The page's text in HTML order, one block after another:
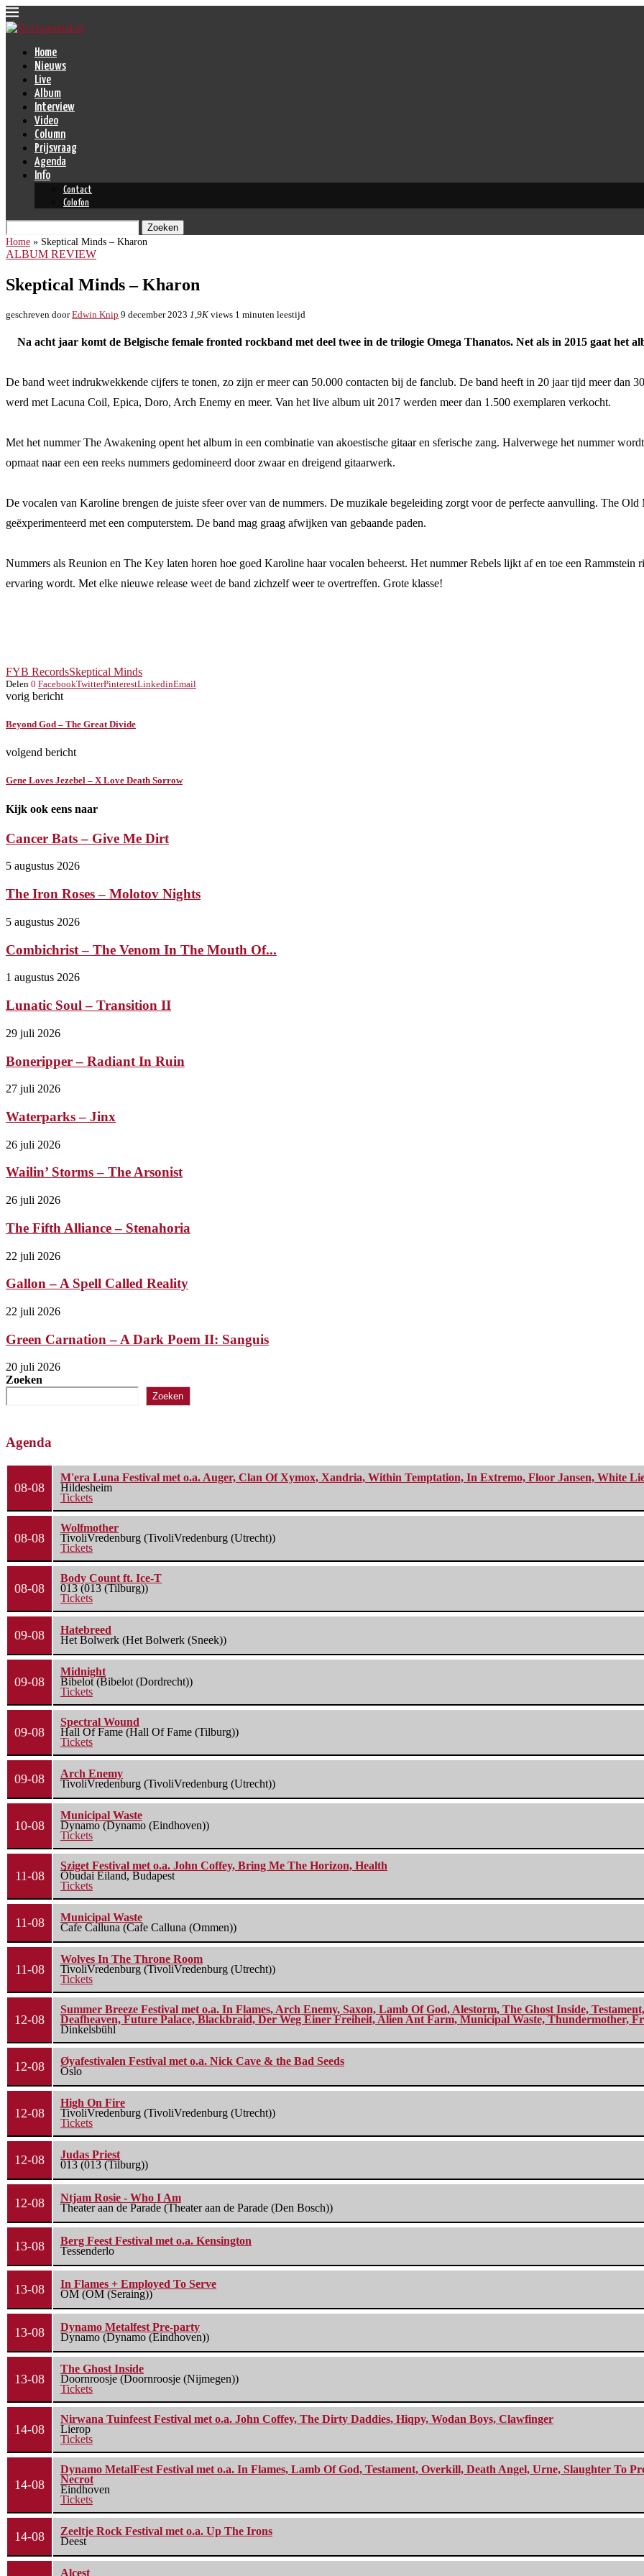
Home
Nieuws
Live
Album
Interview
Video
Column
Prijsvraag
Agenda
Info
Contact
Colofon
Zoeken
Home » Skeptical Minds – Kharon
ALBUM REVIEW
Skeptical Minds – Kharon
geschreven doorEdwin Knip 9 december 2023 1,9K views 1 minuten leestijd
Na acht jaar komt de Belgische female fronted rockband met deel twee in de trilogie Omega Thanatos. Net als in 2015 gaat het
De band weet indrukwekkende cijfers te tonen, zo zijn er meer can 50.000 contacten bij de fanclub. De band heeft in 20 jaar tijd meer dan
werd met Lacuna Coil, Epica, Doro, Arch Enemy en meer. Van het live album uit 2017 werden meer dan 1.500 exemplaren verkocht.
Met het nummer The Awakening opent het album in een combinatie van akoestische gitaar en sferische zang. Halverwege het nummer
opmaat naar een een reeks nummers gedomineerd door zwaar en dreigend gitaarwerk.
De vocalen van Karoline brengen de juiste sfeer over van de nummers. De muzikale begeleiding zorgt voor de perfecte aanvulling. The
geëxperimenteerd met een computerstem. De band mag graag afwijken van gebaande paden.
Nummers als Reunion en The Key laten horen hoe goed Karoline haar vocalen beheerst. Het nummer Rebels lijkt af en toe een Rammstein
ervaring wordt. Met elke nieuwe release weet de band zichzelf weer te overtreffen. Grote klasse!
FYB RecordsSkeptical Minds
Delen 0 FacebookTwitterPinterestLinkedinEmail
vorig bericht
Beyond God – The Great Divide
volgend bericht
Gene Loves Jezebel – X Love Death Sorrow
Kijk ook eens naar
Cancer Bats – Give Me Dirt
5 augustus 2026
The Iron Roses – Molotov Nights
5 augustus 2026
Combichrist – The Venom In The Mouth Of...
1 augustus 2026
Lunatic Soul – Transition II
29 juli 2026
Boneripper – Radiant In Ruin
27 juli 2026
Waterparks – Jinx
26 juli 2026
Wailin’ Storms – The Arsonist
26 juli 2026
The Fifth Alliance – Stenahoria
22 juli 2026
Gallon – A Spell Called Reality
22 juli 2026
Green Carnation – A Dark Poem II: Sanguis
20 juli 2026
Zoeken
Zoeken
Agenda
08-08
M'era Luna Festival met o.a. Auger, Clan Of Xymox, Xandria, Within Temptation, In Extremo, Floor Jansen, White
Hildesheim
Tickets
08-08
Wolfmother
TivoliVredenburg (TivoliVredenburg (Utrecht))
Tickets
08-08
Body Count ft. Ice-T
013 (013 (Tilburg))
Tickets
09-08
Hatebreed
Het Bolwerk (Het Bolwerk (Sneek))
09-08
Midnight
Bibelot (Bibelot (Dordrecht))
Tickets
09-08
Spectral Wound
Hall Of Fame (Hall Of Fame (Tilburg))
Tickets
09-08
Arch Enemy
TivoliVredenburg (TivoliVredenburg (Utrecht))
10-08
Municipal Waste
Dynamo (Dynamo (Eindhoven))
Tickets
11-08
Sziget Festival met o.a. John Coffey, Bring Me The Horizon, Health
Óbudai Eiland, Budapest
Tickets
11-08
Municipal Waste
Cafe Calluna (Cafe Calluna (Ommen))
11-08
Wolves In The Throne Room
TivoliVredenburg (TivoliVredenburg (Utrecht))
Tickets
12-08
Summer Breeze Festival met o.a. In Flames, Arch Enemy, Saxon, Lamb Of God, Alestorm, The Ghost Inside,
Deafheaven, Future Palace, Blackbraid, Der Weg Einer Freiheit, Alien Ant Farm, Municipal Waste, Thundermother,
Dinkelsbühl
12-08
Øyafestivalen Festival met o.a. Nick Cave & the Bad Seeds
Oslo
12-08
High On Fire
TivoliVredenburg (TivoliVredenburg (Utrecht))
Tickets
12-08
Judas Priest
013 (013 (Tilburg))
12-08
Ntjam Rosie - Who I Am
Theater aan de Parade (Theater aan de Parade (Den Bosch))
13-08
Berg Feest Festival met o.a. Kensington
Tessenderlo
13-08
In Flames + Employed To Serve
OM (OM (Seraing))
13-08
Dynamo Metalfest Pre-party
Dynamo (Dynamo (Eindhoven))
13-08
The Ghost Inside
Doornroosje (Doornroosje (Nijmegen))
Tickets
14-08
Nirwana Tuinfeest Festival met o.a. John Coffey, The Dirty Daddies, Hiqpy, Wodan Boys, Clawfinger
Lierop
Tickets
14-08
Dynamo MetalFest Festival met o.a. In Flames, Lamb Of God, Testament, Overkill, Death Angel, Urne, Slaughter To
Necrot
Eindhoven
Tickets
14-08
Zeeltje Rock Festival met o.a. Up The Irons
Deest
Alcest